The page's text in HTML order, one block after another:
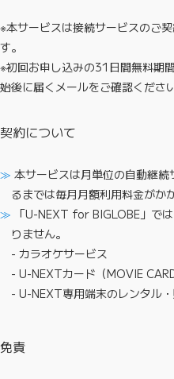
※本サービスは接続サービスのご
す。
※初回お申し込みの31日間無料期
始後に届くメールをご確認ください
契約について
本サービスは月単位の自動継
るまでは毎月月額利用料金がか
「U-NEXT for BIGLOBE」で
りません。
- カラオケサービス
- U-NEXTカード（MOVIE
- U-NEXT専用端末のレンタル
免責